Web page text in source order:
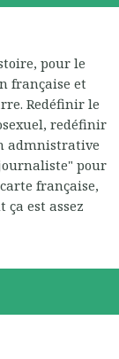
pour le
française et
Redéfinir le
redéfinir
admnistrative
pour
française,
ça est assez